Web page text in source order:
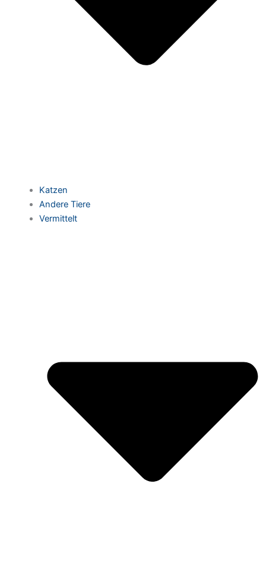
Katzen
Andere Tiere
Vermittelt